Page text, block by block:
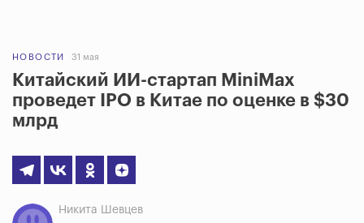
НОВОСТИ 31 мая
Китайский ИИ-стартап MiniMax
проведет IPO в Китае по оценке в $30
млрд
Никита Шевцев